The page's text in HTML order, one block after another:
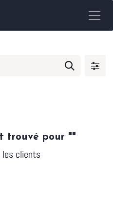
trouvé pour ""
les clients